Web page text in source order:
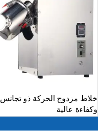
خلاط مزدوج الحركة ذو تجانس
وكفاءة عالية